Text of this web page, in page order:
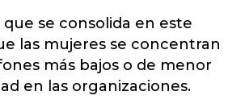
se consolida en este
las mujeres se concentran
más bajos o de menor
en las organizaciones.